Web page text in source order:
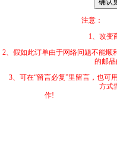
注意：
1、改变商品数量和
2、假如此订单由
的邮
3、可在“留言必
方式
作!